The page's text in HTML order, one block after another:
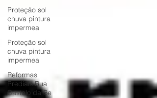
Proteção sol
chuva pintura
impermea
Proteção sol
chuva pintura
impermea
Reformas
Prediais Rua
Castelo da Be